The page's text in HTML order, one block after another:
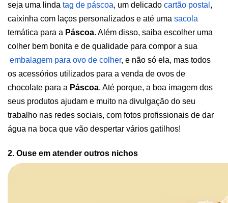
seja uma linda tag de páscoa, um delicado cartão postal ,
caixinha com laços personalizados e até uma sacola
temática para a Páscoa. Além disso, saiba escolher uma
colher bem bonita e de qualidade para compor a sua
embalagem para ovo de colher, e não só ela, mas todos
os acessórios utilizados para a venda de ovos de
chocolate para a Páscoa. Até porque, a boa imagem dos
seus produtos ajudam e muito na divulgação do seu
trabalho nas redes sociais, com fotos profissionais de dar
água na boca que vão despertar vários gatilhos!
2. Ouse em atender outros nichos